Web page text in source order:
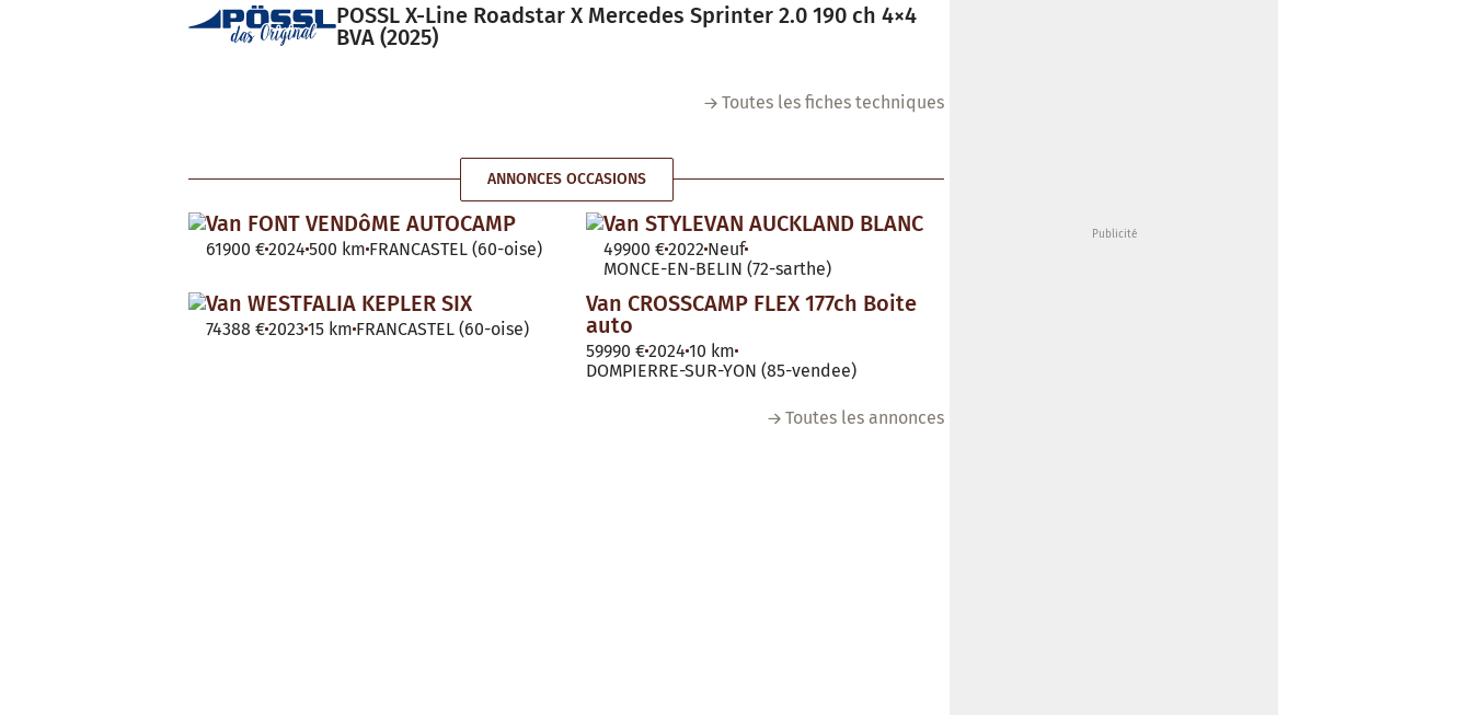
POSSL X-Line Roadstar X Mercedes Sprinter 2.0 190 ch 4×4
BVA (2025)
Toutes les fiches techniques
ANNONCES OCCASIONS
Van FONT VENDôME AUTOCAMP
61900 €2024 500 km FRANCASTEL (60-oise)
Van STYLEVAN AUCKLAND BLANC
49900 €2022 Neuf
MONCE-EN-BELIN (72-sarthe)
Van WESTFALIA KEPLER SIX
74388 €2023 15 km FRANCASTEL (60-oise)
Van CROSSCAMP FLEX 177ch Boite
auto
59990 €2024 10 km
DOMPIERRE-SUR-YON (85-vendee)
Toutes les annonces